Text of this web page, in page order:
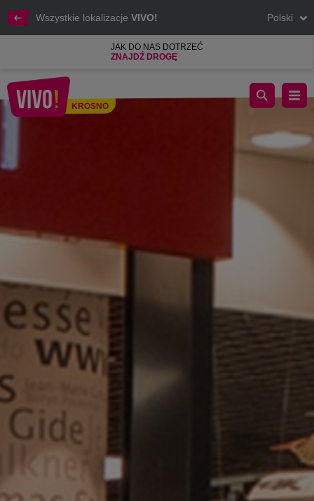
Wszystkie lokalizacje VIVO! Polski
JAK DO NAS DOTRZEĆ
ZNAJDŹ DROGĘ
KROSNO
Książki, Filmy, Muzyka w atrakcyjnej cenie